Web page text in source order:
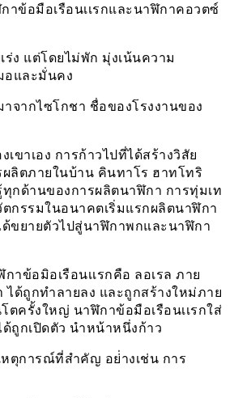
าข้อมือเรือนเเรกและนาฬิกาคอวตซ์
ร่ง แต่โดยไม่พัก มุ่งเน้นความ
อและมั่นคง
จากไซโกชา ชื่อของโรงงานของ
ขาเอง การก้าวไปที่ได้สร้างวิสัย
ผลิตภายในบ้าน คินทาโร ฮาทโทริ
ทุกด้านของการผลิตนาฬิกา การทุ่มเท
กรรมในอนาคตเริ่มแรกผลิตนาฬิกา
ด้ขยายตัวไปสู่นาฬิกาพกและนาฬิกา
าข้อมิอเรือนเเรกคือ ลอเรล ภาย
ได้ถูกทำลายลง และถูกสร้างใหม่ภาย
ตครั้งใหญ่ นาฬิกาข้อมือเรือนเเรกใส่
ถูกเปิดตัว นำหน้าหนึ่งก้าว
ตุการณ์ที่สำคัญ อย่่างเช่น การ